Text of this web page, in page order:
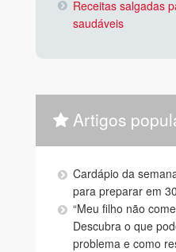
Receitas salgadas
saudáveis
Artigos
Cardápio da
para preparar em
“Meu filho não
Descubra o que
problema e como